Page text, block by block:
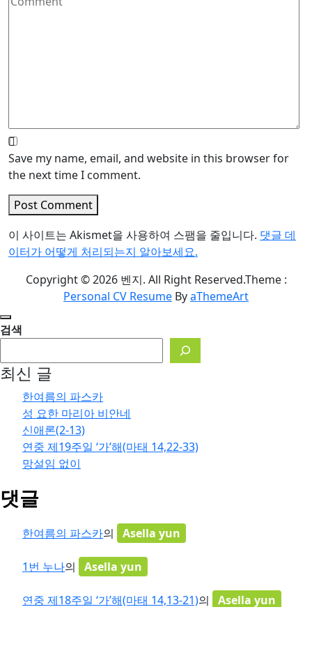
Save my name, email, and website in this browser for
the next time I comment.
Post Comment
이 사이트는 Akismet을 사용하여 스팸을 줄입니다. 댓글 데
이터가 어떻게 처리되는지 알아보세요.
Copyright © 2026 벤지. All Right Reserved.Theme :
Personal CV Resume ByaThemeArt
검색
최신 글
한여름의 파스카
성 요한 마리아 비안네
신애론(2-13)
연중 제19주일 ‘가’해(마태 14,22-33)
망설임 없이
댓글
한여름의 파스카의 Asella yun
1번 누나의 Asella yun
연중 제18주일 ‘가’해(마태 14,13-21)의 Asella yun